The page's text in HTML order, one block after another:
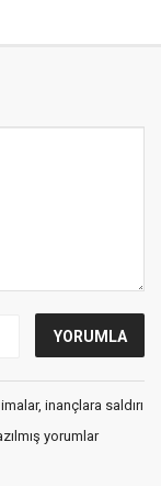
inançlara saldırı
yorumlar